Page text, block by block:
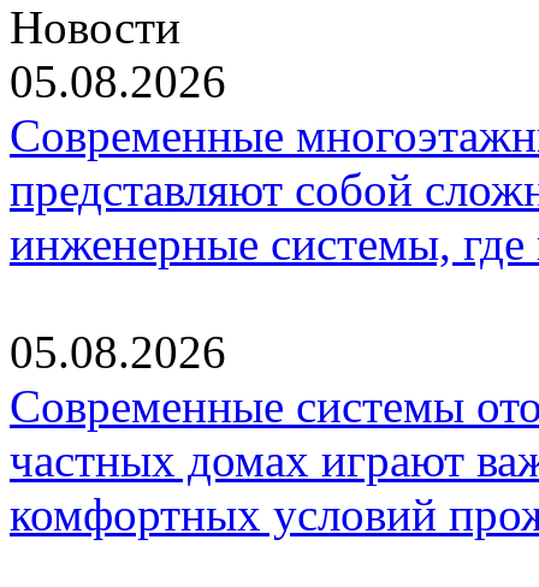
Новости
05.08.2026
Современные
представляют собой
инженерные системы,
05.08.2026
Современные системы
частных домах играют
комфортных условий